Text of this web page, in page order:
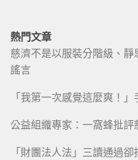
熱門文章
慈濟不是以服裝分階級、
謠言
「我第一次感覺這麼爽！
公益組織專家：一窩蜂批評
「財團法人法」三讀通過